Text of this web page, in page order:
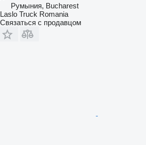
Румыния, Bucharest
Laslo Truck Romania
Связаться с продавцом